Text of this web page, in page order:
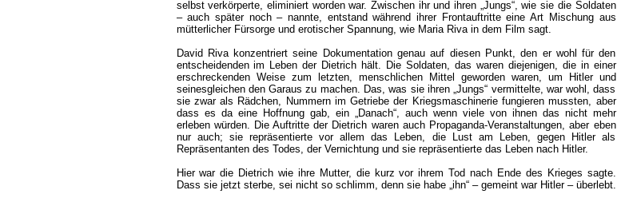
selbst verkörperte, eliminiert worden war. Zwischen ihr und ihren „Jungs“, wie sie die Soldaten
– auch später noch – nannte, entstand während ihrer Frontauftritte eine Art Mischung aus
mütterlicher Fürsorge und erotischer Spannung, wie Maria Riva in dem Film sagt.
David Riva konzentriert seine Dokumentation genau auf diesen Punkt, den er wohl für den
entscheidenden im Leben der Dietrich hält. Die Soldaten, das waren diejenigen, die in einer
erschreckenden Weise zum letzten, menschlichen Mittel geworden waren, um Hitler und
seinesgleichen den Garaus zu machen. Das, was sie ihren „Jungs“ vermittelte, war wohl, dass
sie zwar als Rädchen, Nummern im Getriebe der Kriegsmaschinerie fungieren mussten, aber
dass es da eine Hoffnung gab, ein „Danach“, auch wenn viele von ihnen das nicht mehr
erleben würden. Die Auftritte der Dietrich waren auch Propaganda-Veranstaltungen, aber eben
nur auch; sie repräsentierte vor allem das Leben, die Lust am Leben, gegen Hitler als
Repräsentanten des Todes, der Vernichtung und sie repräsentierte das Leben nach Hitler.
Hier war die Dietrich wie ihre Mutter, die kurz vor ihrem Tod nach Ende des Krieges sagte.
Dass sie jetzt sterbe, sei nicht so schlimm, denn sie habe „ihn“ – gemeint war Hitler – überlebt.